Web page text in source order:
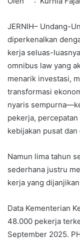
JERNIH– Undang-
diperkenalkan
kerja seluas-
omnibus law yang
menarik investasi,
transformasi
nyaris
pekerja,
kebijakan pusat dan
Namun lima tahun
sederhana justru
kerja yang
Data Kementerian
48.000 pekerja
September 2025.